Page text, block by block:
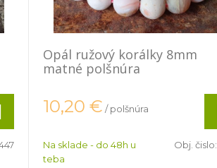
Opál ružový korálky 8mm
matné polšnúra
10,20 € / polšnúra
Na sklade - do 48h u
teba
Obj. čislo: